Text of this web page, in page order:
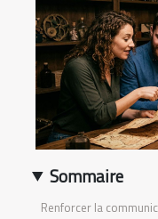
Sommaire
Renforcer la